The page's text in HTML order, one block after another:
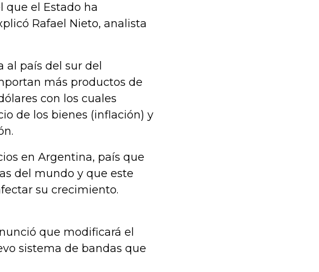
que el Estado ha
Rafael Nieto, analista
país del sur del
más productos de
con los cuales
de los bienes (inflación) y
en Argentina, país que
del mundo y que este
su crecimiento.
que modificará el
sistema de bandas que